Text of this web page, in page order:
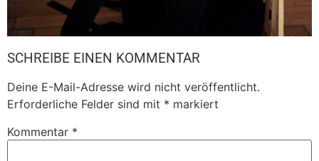
SCHREIBE EINEN KOMMENTAR
Deine E-Mail-Adresse wird nicht veröffentlicht.
Erforderliche Felder sind mit * markiert
Kommentar *